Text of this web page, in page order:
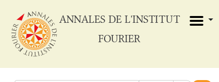
ANNALES DE L'INSTITUT
FOURIER